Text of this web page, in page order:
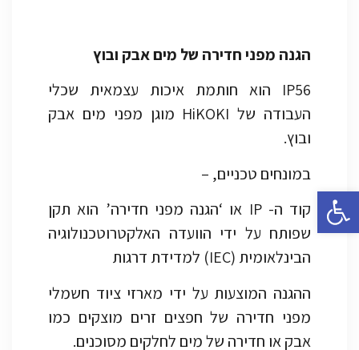
פתח סרגל נגישות
הגנה מפני חדירה של מים אבק ובוץ
IP56 הוא חותמת איכות עצמאית שכלי
העבודה של HiKOKI מוגן מפני מים אבק
ובוץ.
במונחים טכניים, –
קוד ה- IP או ‘הגנה מפני חדירה’ הוא תקן
שפותח על ידי הוועדה האלקטרוטכנולוגיה
הבינלאומית (IEC) למדידת דרגות
ההגנה המוצעות על ידי מארזי ציוד חשמלי
מפני חדירה של חפצים זרים מוצקים כמו
אבק או חדירה של מים לחלקים מסוכנים.